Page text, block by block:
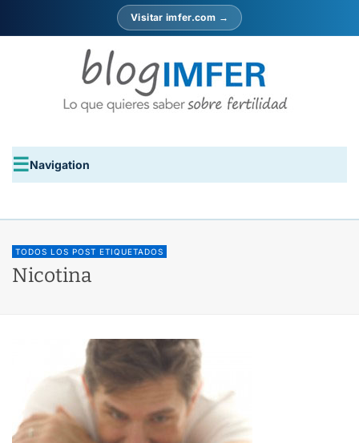
Visitar imfer.com →
Navigation
TODOS LOS POST ETIQUETADOS
Nicotina